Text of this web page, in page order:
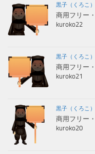
黒子（くろこ）
商用フリー
kuroko22
黒子（くろこ）
商用フリー
kuroko21
黒子（くろこ）
商用フリー
kuroko20